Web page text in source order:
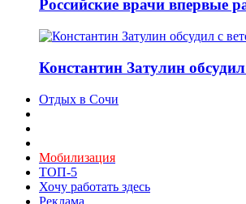
Российские врачи впервые
Константин Затулин
Отдых в Сочи
Мобилизация
ТОП-5
Хочу работать здесь
Реклама